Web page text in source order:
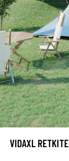
VIDAXL